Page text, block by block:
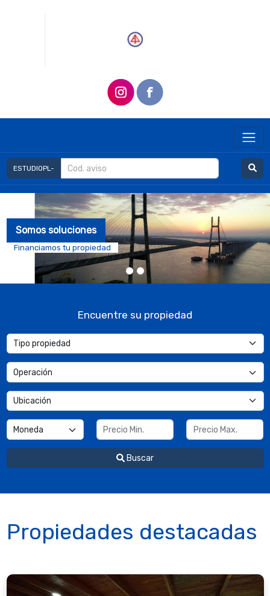
ESTUDIOPL-
Somos soluciones
Financiamos tu propiedad
1 2
Encuentre su propiedad
Buscar
Propiedades destacadas